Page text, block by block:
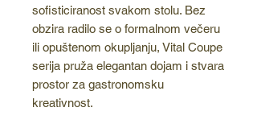
sofisticiranost svakom stolu. Bez
obzira radilo se o formalnom večeru
ili opuštenom okupljanju, Vital Coupe
serija pruža elegantan dojam i stvara
prostor za gastronomsku
kreativnost.